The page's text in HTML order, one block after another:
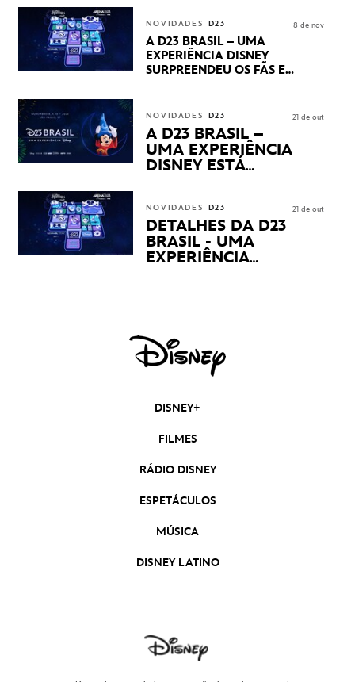
STUDIOS REVELARAM
PRÉVIAS E NOVIDADES
DOS SEUS PRÓXIMOS
LANÇAMENTOS
NOVIDADES D23
A D23 BRASIL – UMA
EXPERIÊNCIA DISNEY
SURPREENDEU OS FÃS EM
APRESENTAÇÕES E
PRODUTOS EXCLUSIVOS
NO TRANSAMÉRICA EXPO
CENTER EM SÃO PAULO
8 de nov
NOVIDADES D23
A D23 BRASIL –
UMA EXPERIÊNCIA
DISNEY ESTÁ
21 de out
NOVIDADES D23
DETALHES DA D23
BRASIL - UMA
EXPERIÊNCIA
21 de out
DISNEY+
FILMES
RÁDIO DISNEY
ESPETÁCULOS
MÚSICA
DISNEY LATINO